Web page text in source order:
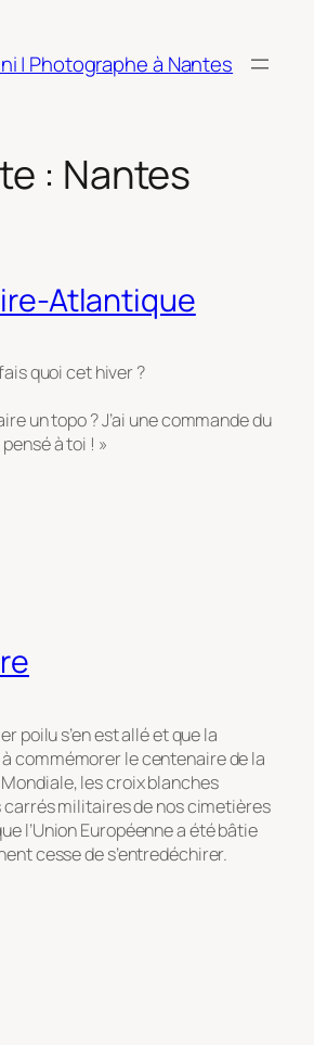
| Photographe à Nantes
: Nantes
Atlantique
quoi cet hiver ?
un topo ? J’ai une commande du
à toi ! »
poilu s’en est allé et que la
à commémorer le centenaire de la
les croix blanches
carrés militaires de nos cimetières
l’Union Européenne a été bâtie
cesse de s’entredéchirer.